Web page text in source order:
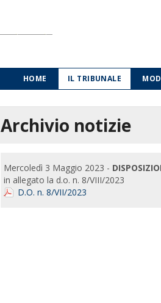
HOME IL TRIBUNALE
Archivio notizie
Mercoledì 3 Maggio 2023 -
in allegato la d.o. n. 8/VIII/2023
D.O. n. 8/VII/2023